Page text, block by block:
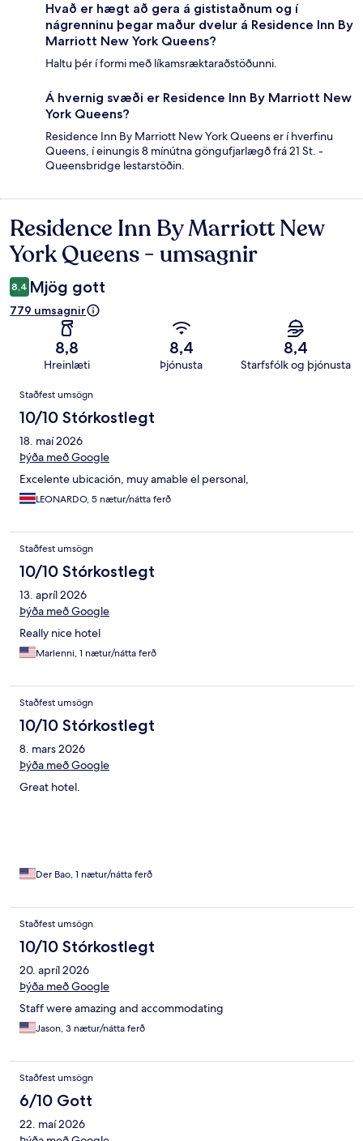
Hvað er hægt að gera á gististaðnum og í
nágrenninu þegar maður dvelur á Residence Inn By
Marriott New York Queens?
Haltu þér í formi með líkamsræktaraðstöðunni.
Á hvernig svæði er Residence Inn By Marriott New
York Queens?
Residence Inn By Marriott New York Queens er í hverfinu
Queens, í einungis 8 mínútna göngufjarlægð frá 21 St. -
Queensbridge lestarstöðin.
Umsagnir
Residence Inn By Marriott New
York Queens - umsagnir
8,4 Mjög gott
779 umsagnir
8,8
Hreinlæti
8,4
Þjónusta
8,4
Starfsfólk og þjónusta
Umsagnir
Staðfest umsögn
10/10 Stórkostlegt
18. maí 2026
Þýða með Google
Excelente ubicación, muy amable el personal,
LEONARDO, 5 nætur/nátta ferð
Staðfest umsögn
10/10 Stórkostlegt
13. apríl 2026
Þýða með Google
Really nice hotel
Marlenni, 1 nætur/nátta ferð
Staðfest umsögn
10/10 Stórkostlegt
8. mars 2026
Þýða með Google
Great hotel.
Der Bao, 1 nætur/nátta ferð
Staðfest umsögn
10/10 Stórkostlegt
20. apríl 2026
Þýða með Google
Staff were amazing and accommodating
Jason, 3 nætur/nátta ferð
Staðfest umsögn
6/10 Gott
22. maí 2026